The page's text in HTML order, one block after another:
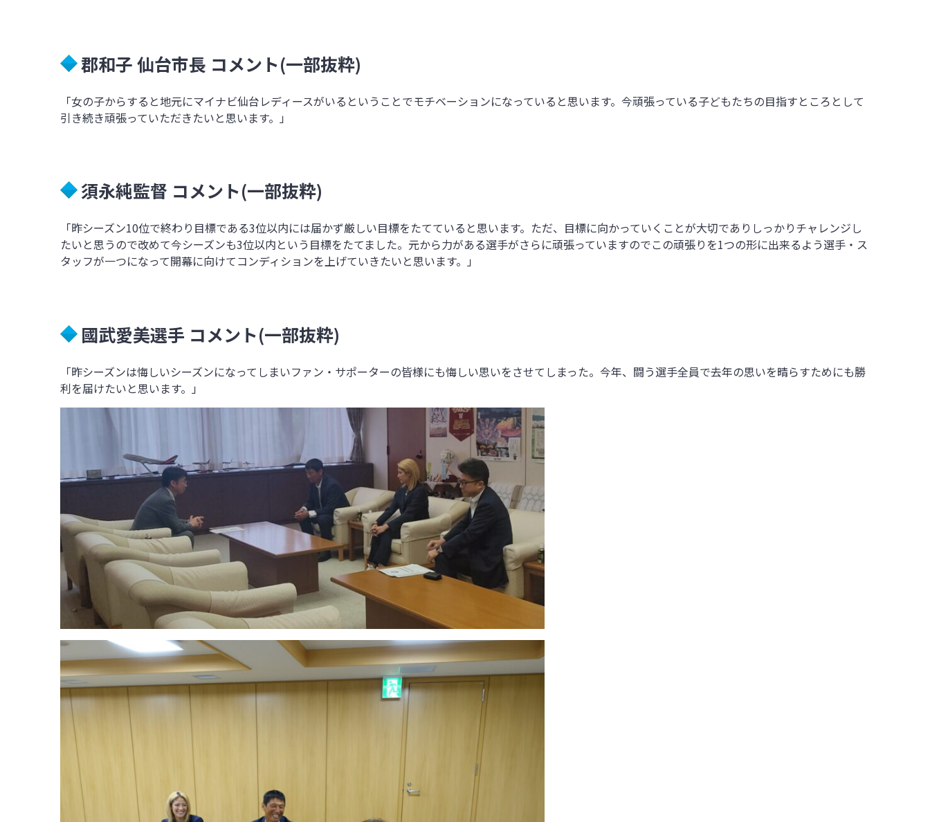
郡和子 仙台市長 コメント(一部抜粋)
「女の子からすると地元にマイナビ仙台レディースがいるということでモチベーションになっていると思います。今頑張っている子どもたちの目指すところとして
引き続き頑張っていただきたいと思います。」
須永純監督 コメント(一部抜粋)
「昨シーズン10位で終わり目標である3位以内には届かず厳しい目標をたてていると思います。ただ、目標に向かっていくことが大切でありしっかりチャレンジし
たいと思うので改めて今シーズンも3位以内という目標をたてました。元から力がある選手がさらに頑張っていますのでこの頑張りを1つの形に出来るよう選手・ス
タッフが一つになって開幕に向けてコンディションを上げていきたいと思います。」
國武愛美選手 コメント(一部抜粋)
「昨シーズンは悔しいシーズンになってしまいファン・サポーターの皆様にも悔しい思いをさせてしまった。今年、闘う選手全員で去年の思いを晴らすためにも勝
利を届けたいと思います。」